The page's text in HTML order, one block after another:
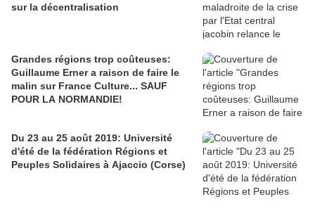
sur la décentralisation
Grandes régions trop coûteuses:
Guillaume Erner a raison de faire le
malin sur France Culture... SAUF
POUR LA NORMANDIE!
Du 23 au 25 août 2019: Université
d'été de la fédération Régions et
Peuples Solidaires à Ajaccio (Corse)